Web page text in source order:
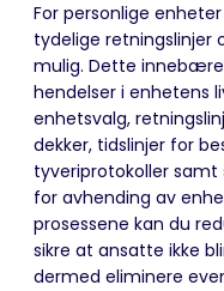
For personlige
tydelige retningslinjer
mulig. Dette
hendelser i enhetens
enhetsvalg,
dekker, tidslinjer for
tyveriprotokoller
for avhending av
prosessene kan du
sikre at ansatte ikke
dermed eliminere